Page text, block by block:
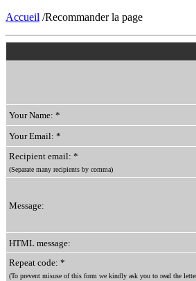
Accueil /Recommander la page
Your Name: *
Your Email: *
Recipient email: *
(Separate many recipients by comma)
Message:
HTML message:
Repeat code: *
(To prevent misuse of this form we kindly ask you to read the